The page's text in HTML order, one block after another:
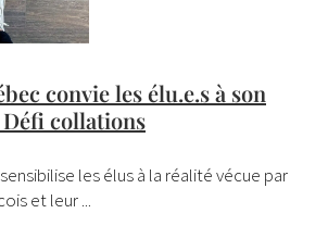
convie les élu.e.s à son
collations
les élus à la réalité vécue par
et leur ...